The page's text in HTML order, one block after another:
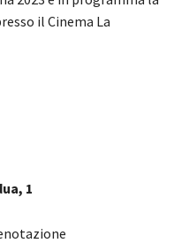
il Cinema La
1